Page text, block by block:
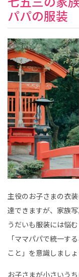
パパの服装
主役のお子さまの衣
達できますが、家族
うだいも服装には悩
「ママパパで統一す
こと」を意識しましょ
お子さまが小さいう